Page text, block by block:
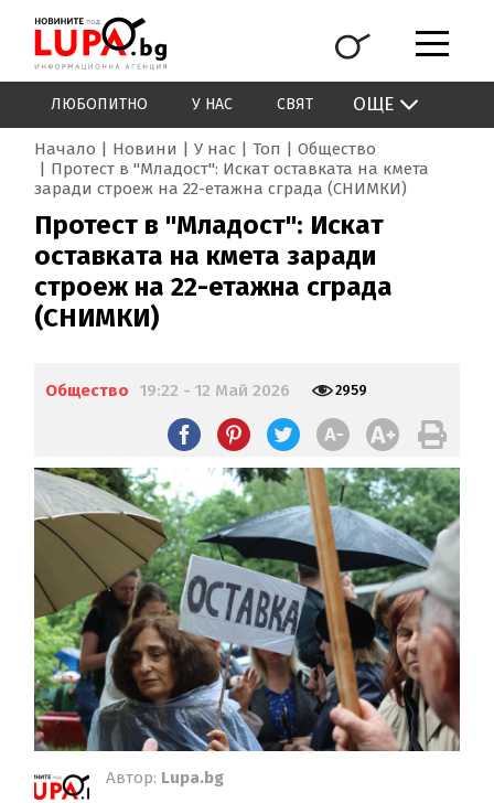
ЛЮБОПИТНО У НАС СВЯТ ОЩЕ
Начало Новини У нас Топ
Общество
Протест в "Младост": Искат оставката на кмета
заради строеж на 22-етажна сграда (СНИМКИ)
Протест в "Младост": Искат
оставката на кмета заради
строеж на 22-етажна сграда
(СНИМКИ)
Общество 19:22 - 12 Май 2026 2959
Автор: Lupa.bg